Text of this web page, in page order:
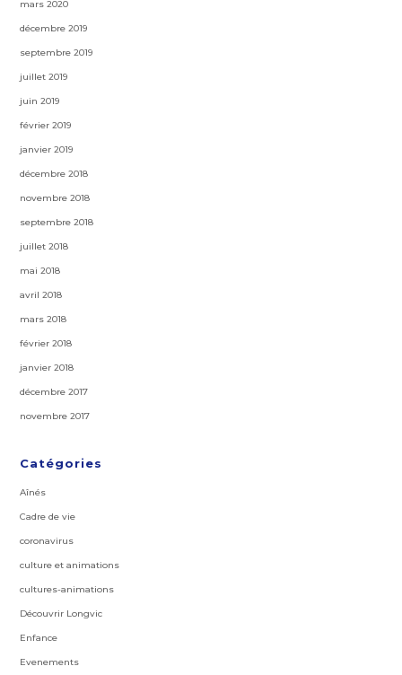
mars 2020
décembre 2019
septembre 2019
juillet 2019
juin 2019
février 2019
janvier 2019
décembre 2018
novembre 2018
septembre 2018
juillet 2018
mai 2018
avril 2018
mars 2018
février 2018
janvier 2018
décembre 2017
novembre 2017
Catégories
Aînés
Cadre de vie
coronavirus
culture et animations
cultures-animations
Découvrir Longvic
Enfance
Evenements